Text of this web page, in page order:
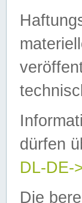
dürfen
DL-DE-
Die